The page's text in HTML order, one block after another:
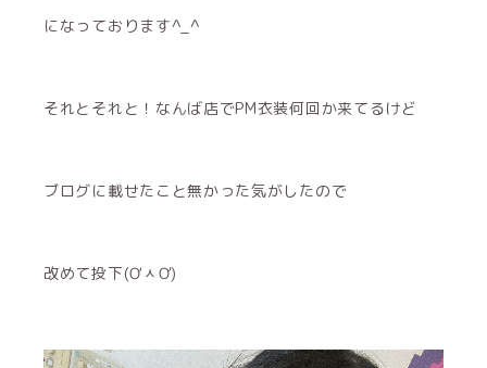
になっております‎^_^
それとそれと！なんば店でPM衣装何回か来てるけど
ブログに載せたこと無かった気がしたので
改めて投下(ƠᆺƠ)